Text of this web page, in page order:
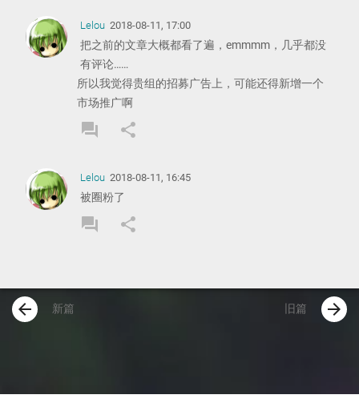
Lelou 2018-08-11, 17:00
把之前的文章大概都看了遍，emmmm，几乎都没
有评论……
所以我觉得贵组的招募广告上，可能还得新增一个
市场推广啊
forumREPLY
shareSHARE
Lelou 2018-08-11, 16:45
被圈粉了
forumREPLY
shareSHARE
arrow_back 新篇 旧篇 arrow_forward